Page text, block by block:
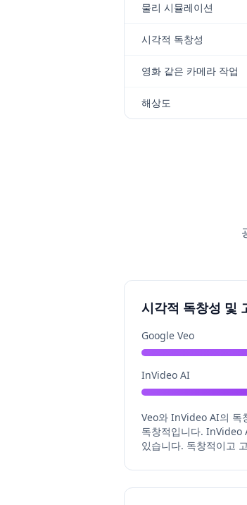
물리 시뮬레이션
시각적 독창성
영화 같은 카메라 작업
해상도
시각적 독창성 및
Google Veo
InVideo AI
Veo와 InVideo AI의 독
독창적입니다. InVideo
있습니다. 독창적이고